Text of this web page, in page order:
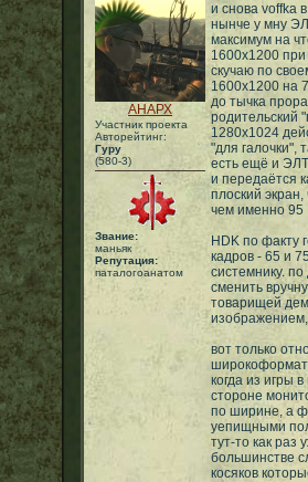
АНАРХ
Участник проекта
Авторейтинг:
Гуру
(580-3)
Звание:
маньяк
Репутация:
паталогоанатом
и снова voffka
нынче у мну
максимум на
1600х1200
скучаю по
1600х1200 на
до тычка
родительский
1280х1024
"для галочки",
есть ещё и
и передаётся
плоский
чем именно 95
HDK по факту
кадров - 65 и
системнику.
сменить
товарищей
вот только
когда из игры
стороне
по ширине, а
уепищными
тут-то как раз
большинстве
косяков